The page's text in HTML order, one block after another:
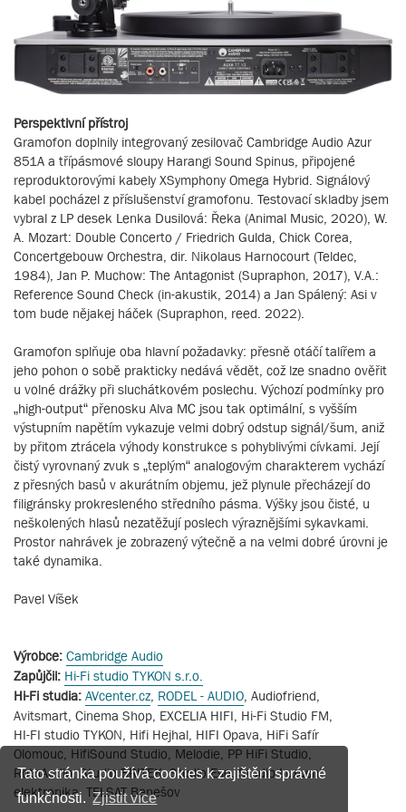
Tato stránka používá cookies k zajištění správné
funkčnosti.Zjistit více
Perspektivní přístroj
Gramofon doplnily integrovaný zesilovač Cambridge Audio Azur
851A a třípásmové sloupy Harangi Sound Spinus, připojené
reproduktorovými kabely XSymphony Omega Hybrid. Signálový
kabel pocházel z příslušenství gramofonu. Testovací skladby jsem
vybral z LP desek Lenka Dusilová: Řeka (Animal Music, 2020), W.
A. Mozart: Double Concerto / Friedrich Gulda, Chick Corea,
Concertgebouw Orchestra, dir. Nikolaus Harnocourt (Teldec,
1984), Jan P. Muchow: The Antagonist (Supraphon, 2017), V.A.:
Reference Sound Check (in-akustik, 2014) a Jan Spálený: Asi v
tom bude nějakej háček (Supraphon, reed. 2022).
Gramofon splňuje oba hlavní požadavky: přesně otáčí talířem a
jeho pohon o sobě prakticky nedává vědět, což lze snadno ověřit
u volné drážky při sluchátkovém poslechu. Výchozí podmínky pro
„high-output“ přenosku Alva MC jsou tak optimální, s vyšším
výstupním napětím vykazuje velmi dobrý odstup signál/šum, aniž
by přitom ztrácela výhody konstrukce s pohyblivými cívkami. Její
čistý vyrovnaný zvuk s „teplým“ analogovým charakterem vychází
z přesných basů v akurátním objemu, jež plynule přecházejí do
filigránsky prokresleného středního pásma. Výšky jsou čisté, u
neškolených hlasů nezatěžují poslech výraznějšími sykavkami.
Prostor nahrávek je zobrazený výtečně a na velmi dobré úrovni je
také dynamika.
Pavel Víšek
Výrobce: Cambridge Audio
Zapůjčil: Hi-Fi studio TYKON s.r.o.
Hi-Fi studia: AVcenter.cz RODEL - AUDIO , Audiofriend,
Avitsmart, Cinema Shop, EXCELIA HIFI, Hi-Fi Studio FM,
HI-FI studio TYKON, Hifi Hejhal, HIFI Opava, HiFi Safír
Olomouc, HifiSound Studio, Melodie, PP HiFi Studio,
RothAudio, Studio BRITEK, Studio Eso, Studio Luxusní
elektronika, TELSAT Benešov